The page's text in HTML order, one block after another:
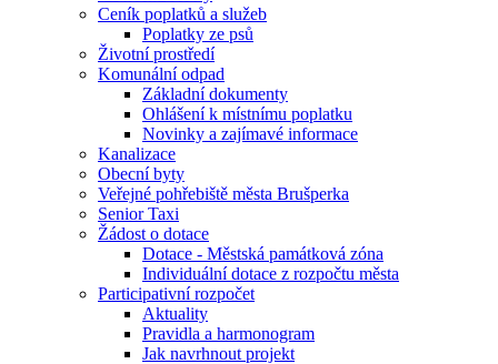
Ceník poplatků a služeb
Poplatky ze psů
Životní prostředí
Komunální odpad
Základní dokumenty
Ohlášení k místnímu poplatku
Novinky a zajímavé informace
Kanalizace
Obecní byty
Veřejné pohřebiště města Brušperka
Senior Taxi
Žádost o dotace
Dotace - Městská památková zóna
Individuální dotace z rozpočtu města
Participativní rozpočet
Aktuality
Pravidla a harmonogram
Jak navrhnout projekt